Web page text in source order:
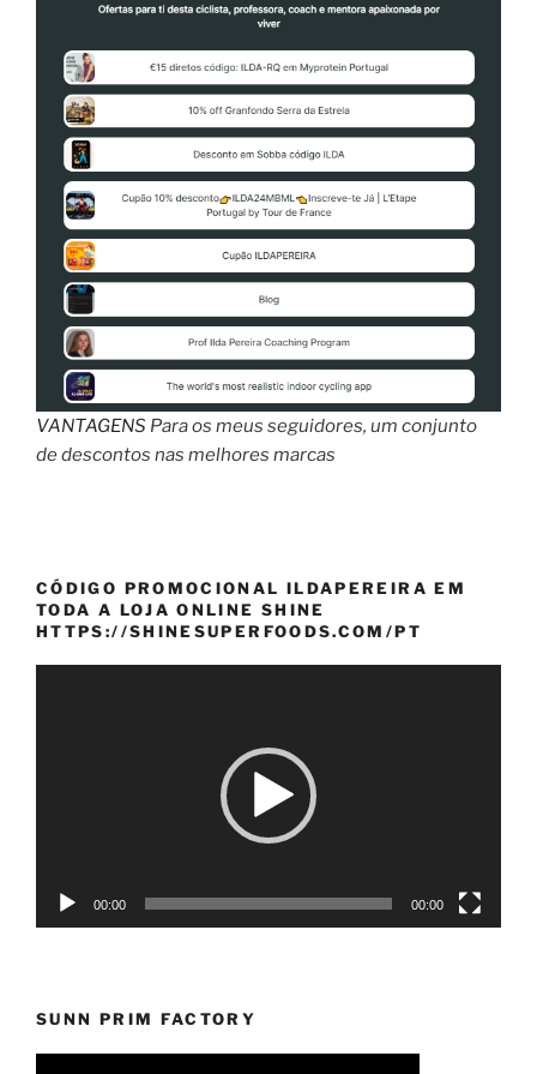
Múltiplas”
VANTAGENS Para os meus seguidores, um conjunto
de descontos nas melhores marcas
CÓDIGO PROMOCIONAL ILDAPEREIRA EM
TODA A LOJA ONLINE SHINE
HTTPS://SHINESUPERFOODS.COM/PT
00:00 00:00
SUNN PRIM FACTORY